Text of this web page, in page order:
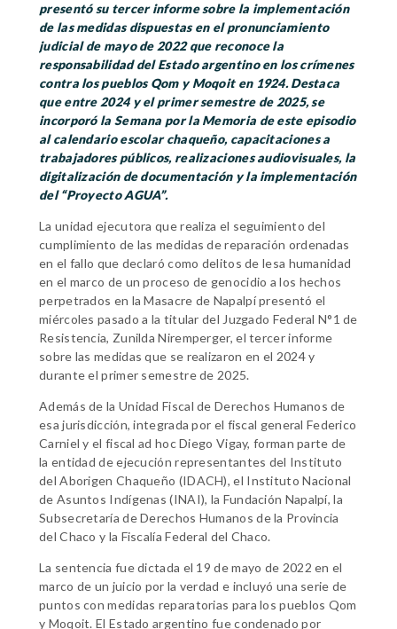
presentó su tercer informe sobre la implementación
de las medidas dispuestas en el pronunciamiento
judicial de mayo de 2022 que reconoce la
responsabilidad del Estado argentino en los crímenes
contra los pueblos Qom y Moqoit en 1924. Destaca
que entre 2024 y el primer semestre de 2025, se
incorporó la Semana por la Memoria de este episodio
al calendario escolar chaqueño, capacitaciones a
trabajadores públicos, realizaciones audiovisuales, la
digitalización de documentación y la implementación
del “Proyecto AGUA”.
La unidad ejecutora que realiza el seguimiento del
cumplimiento de las medidas de reparación ordenadas
en el fallo que declaró como delitos de lesa humanidad
en el marco de un proceso de genocidio a los hechos
perpetrados en la Masacre de Napalpí presentó el
miércoles pasado a la titular del Juzgado Federal N°1 de
Resistencia, Zunilda Niremperger, el tercer informe
sobre las medidas que se realizaron en el 2024 y
durante el primer semestre de 2025.
Además de la Unidad Fiscal de Derechos Humanos de
esa jurisdicción, integrada por el fiscal general Federico
Carniel y el fiscal ad hoc Diego Vigay, forman parte de
la entidad de ejecución representantes del Instituto
del Aborigen Chaqueño (IDACH), el Instituto Nacional
de Asuntos Indígenas (INAI), la Fundación Napalpí, la
Subsecretaría de Derechos Humanos de la Provincia
del Chaco y la Fiscalía Federal del Chaco.
La sentencia fue dictada el 19 de mayo de 2022 en el
marco de un juicio por la verdad e incluyó una serie de
puntos con medidas reparatorias para los pueblos Qom
y Moqoit. El Estado argentino fue condenado por